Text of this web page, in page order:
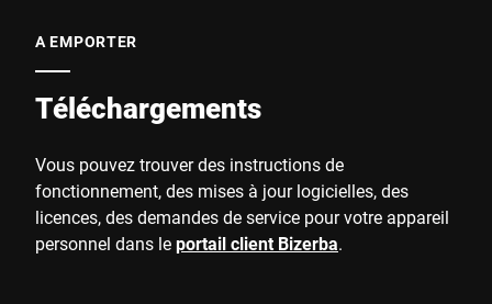
A EMPORTER
Téléchargements
Vous pouvez trouver des instructions de
fonctionnement, des mises à jour logicielles, des
licences, des demandes de service pour votre appareil
personnel dans leportail client Bizerba.